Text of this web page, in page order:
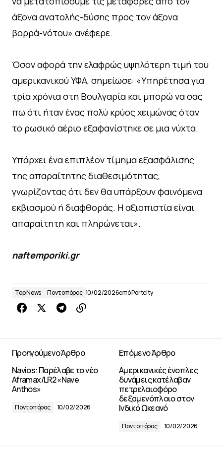
άξονα ανατολής-δύσης προς τον άξονα
βορρά-νότου» ανέφερε.
Όσον αφορά την ελαφρώς υψηλότερη τιμή του
αμερικανικού ΥΦΑ, σημείωσε: «Υπηρέτησα για
τρία χρόνια στη Βουλγαρία και μπορώ να σας
πω ότι ήταν ένας πολύ κρύος χειμώνας όταν
το ρωσικό αέριο εξαφανίστηκε σε μια νύχτα.
Υπάρχει ένα επιπλέον τίμημα εξασφάλισης
της απαραίτητης διαθεσιμότητας,
γνωρίζοντας ότι δεν θα υπάρξουν φαινόμενα
εκβιασμού ή διαφθοράς. Η αξιοπιστία είναι
απαραίτητη και πληρώνεται».
naftemporiki.gr
Top News Ποντοπόρος 10/02/2026απόPortcity
Προηγούμενο Άρθρο
Navios: Παρέλαβε το νέο
Aframax/LR2 «Nave
Anthos»
Ποντοπόρος 10/02/2026
Επόμενο Άρθρο
Αμερικανικές ένοπλες
δυνάμεις κατέλαβαν
πετρελαιοφόρο
δεξαμενόπλοιο στον
Ινδικό Ωκεανό
Ποντοπόρος 10/02/2026